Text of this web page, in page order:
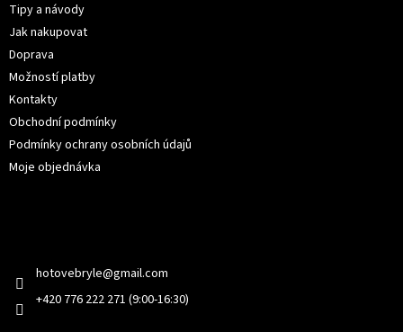
Tipy a návody
Jak nakupovat
Doprava
Možností platby
Kontakty
Obchodní podmínky
Podmínky ochrany osobních údajů
Moje objednávka
hotovebryle@gmail.com
+420 776 222 271 (9:00-16:30)